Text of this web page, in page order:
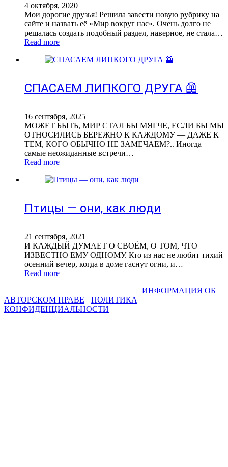
4 октября, 2020
Мои дорогие друзья! Решила завести новую рубрику на
сайте и назвать её «Мир вокруг нас». Очень долго не
решалась создать подобный раздел, наверное, не стала…
Read more
СПАСАЕМ ЛИПКОГО ДРУГА 🦺
16 сентября, 2025
МОЖЕТ БЫТЬ, МИР СТАЛ БЫ МЯГЧЕ, ЕСЛИ БЫ МЫ
ОТНОСИЛИСЬ БЕРЕЖНО К КАЖДОМУ — ДАЖЕ К
ТЕМ, КОГО ОБЫЧНО НЕ ЗАМЕЧАЕМ?.. Иногда
самые неожиданные встречи…
Read more
Птицы — они, как люди
21 сентября, 2021
И КАЖДЫЙ ДУМАЕТ О СВОЁМ, О ТОМ, ЧТО
ИЗВЕСТНО ЕМУ ОДНОМУ. Кто из нас не любит тихий
осенний вечер, когда в доме гаснут огни, и…
Read more
ИНФОРМАЦИЯ ОБ
АВТОРСКОМ ПРАВЕ
ПОЛИТИКА
КОНФИДЕНЦИАЛЬНОСТИ